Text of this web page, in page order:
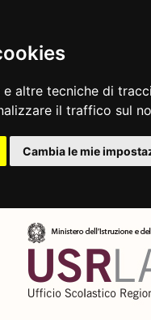
altre tecniche di
il traffico sul
Cambia le mie